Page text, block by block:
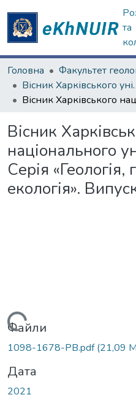
та
Головна
Вісник
Вісник
національного
Серія «Геологія,
екологія».
Вантажиться...
Файли
1098-1678-PB.pdf(21,09
Дата
2021